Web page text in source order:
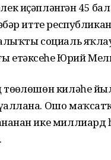
иҫәпләнгән 45
итте
социаль
етәксеһе Юрий
киләһе
Ошо
ике